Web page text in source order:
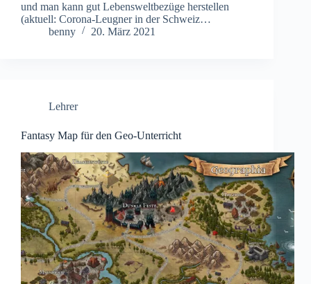
und man kann gut Lebensweltbezüge herstellen
(aktuell: Corona-Leugner in der Schweiz…
benny
20. März 2021
Lehrer
Fantasy Map für den Geo-Unterricht